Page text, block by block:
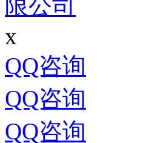
x
QQ咨询
QQ咨询
QQ咨询